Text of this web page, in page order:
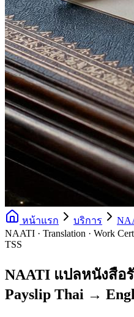
หน้าแรก บริการ
NAATI · Translation · Work
TSS
NAATI แปลหนังสือ
Payslip Thai →